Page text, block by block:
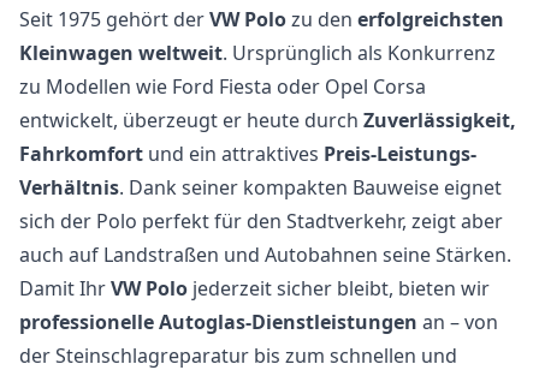
Seit 1975 gehört derVW Polozu den erfolgreichsten
Kleinwagen weltweit. Ursprünglich als Konkurrenz
zu Modellen wie Ford Fiesta oder Opel Corsa
entwickelt, überzeugt er heute durch Zuverlässigkeit,
Fahrkomfort und ein attraktives Preis-Leistungs-
Verhältnis. Dank seiner kompakten Bauweise eignet
sich der Polo perfekt für den Stadtverkehr, zeigt aber
auch auf Landstraßen und Autobahnen seine Stärken.
Damit IhrVW Polo jederzeit sicher bleibt, bieten wir
professionelle Autoglas-Dienstleistungen an – von
der Steinschlagreparatur bis zum schnellen und